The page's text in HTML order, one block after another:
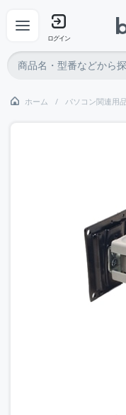
ログイン
ホーム パソコン関連用品